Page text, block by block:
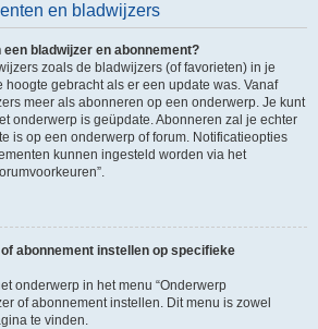
en bladwijzers
bladwijzer en abonnement?
zoals de bladwijzers (of favorieten) in je
hoogte gebracht als er een update was. Vanaf
meer als abonneren op een onderwerp. Je kunt
onderwerp is geüpdate. Abonneren zal je echter
is op een onderwerp of forum. Notificatieopties
kunnen ingesteld worden via het
abonnement instellen op specifieke
onderwerp in het menu “Onderwerp
of abonnement instellen. Dit menu is zowel
te vinden.